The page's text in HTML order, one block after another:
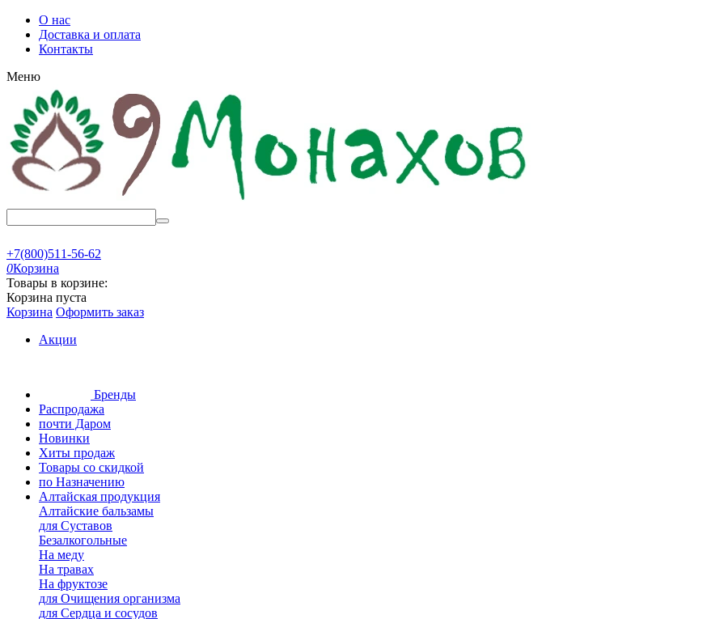
О нас
Доставка и оплата
Контакты
Меню
+7(800)511-56-62
0Корзина
Товары в корзине:
Корзина пуста
Корзина Оформить заказ
Акции
Бренды
Распродажа
почти Даром
Новинки
Хиты продаж
Товары со скидкой
по Назначению
Алтайская продукция
Алтайские бальзамы
для Суставов
Безалкогольные
На меду
На травах
На фруктозе
для Очищения организма
для Сердца и сосудов